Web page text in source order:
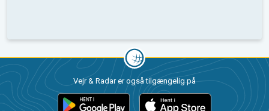
Vejr & Radar er også tilgængelig på